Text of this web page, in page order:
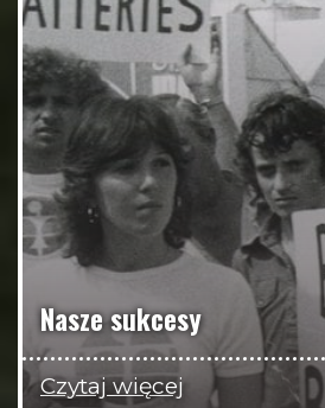
Nasze sukcesy
Czytaj więcej